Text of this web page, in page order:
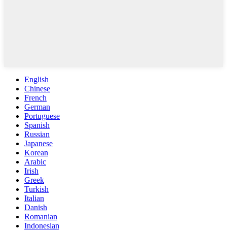
English
Chinese
French
German
Portuguese
Spanish
Russian
Japanese
Korean
Arabic
Irish
Greek
Turkish
Italian
Danish
Romanian
Indonesian